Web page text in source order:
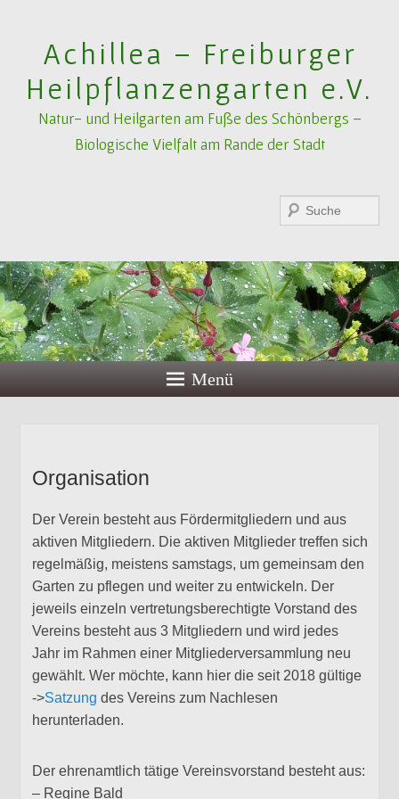
Achillea – Freiburger
Heilpflanzengarten e.V.
Natur- und Heilgarten am Fuße des Schönbergs –
Biologische Vielfalt am Rande der Stadt
Menü
Organisation
Der Verein besteht aus Fördermitgliedern und aus
aktiven Mitgliedern. Die aktiven Mitglieder treffen sich
regelmäßig, meistens samstags, um gemeinsam den
Garten zu pflegen und weiter zu entwickeln. Der
jeweils einzeln vertretungsberechtigte Vorstand des
Vereins besteht aus 3 Mitgliedern und wird jedes
Jahr im Rahmen einer Mitgliederversammlung neu
gewählt. Wer möchte, kann hier die seit 2018 gültige
->Satzung des Vereins zum Nachlesen
herunterladen.
Der ehrenamtlich tätige Vereinsvorstand besteht aus:
– Regine Bald